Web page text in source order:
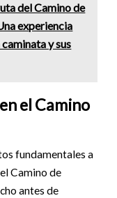
del Camino de
experiencia
y sus
el Camino
fundamentales a
Camino de
antes de